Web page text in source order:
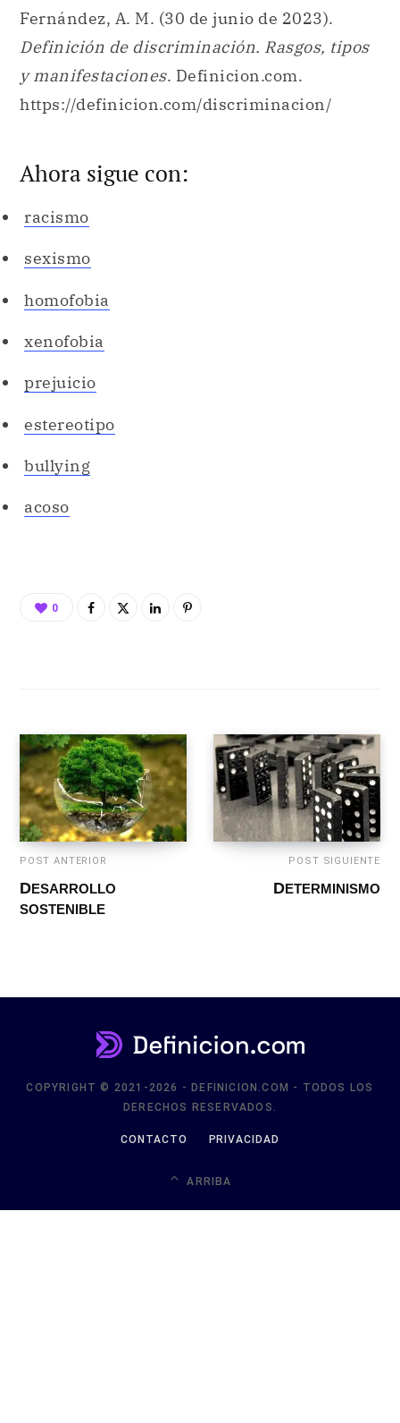
Fernández, A. M. (30 de junio de 2023).
Definición de discriminación. Rasgos, tipos
y manifestaciones. Definicion.com.
https://definicion.com/discriminacion/
Ahora sigue con:
racismo
sexismo
homofobia
xenofobia
prejuicio
estereotipo
bullying
acoso
0
POST ANTERIOR
DESARROLLO
SOSTENIBLE
POST SIGUIENTE
DETERMINISMO
COPYRIGHT © 2021-2026 - DEFINICION.COM - TODOS LOS
DERECHOS RESERVADOS.
CONTACTO PRIVACIDAD
ARRIBA